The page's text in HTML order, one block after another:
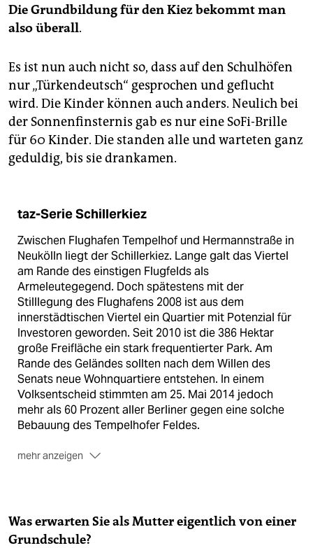
Die Grundbildung für den Kiez bekommt man
also überall.
Es ist nun auch nicht so, dass auf den Schulhöfen
nur „Türkendeutsch“ gesprochen und geflucht
wird. Die Kinder können auch anders. Neulich bei
der Sonnenfinsternis gab es nur eine SoFi-Brille
für 60 Kinder. Die standen alle und warteten ganz
geduldig, bis sie drankamen.
taz-Serie Schillerkiez
Zwischen Flughafen Tempelhof und Hermannstraße in
Neukölln liegt der Schillerkiez. Lange galt das Viertel
am Rande des einstigen Flugfelds als
Armeleutegegend. Doch spätestens mit der
Stilllegung des Flughafens 2008 ist aus dem
innerstädtischen Viertel ein Quartier mit Potenzial für
Investoren geworden. Seit 2010 ist die 386 Hektar
große Freifläche ein stark frequentierter Park. Am
Rande des Geländes sollten nach dem Willen des
Senats neue Wohnquartiere entstehen. In einem
Volksentscheid stimmten am 25. Mai 2014 jedoch
mehr als 60 Prozent aller Berliner gegen eine solche
Bebauung des Tempelhofer Feldes.
mehr anzeigen
klagen, dass sie es sich kaum mehr leisten könnten,
dort zu wohnen.
Was erwarten Sie als Mutter eigentlich von einer
Grundschule?